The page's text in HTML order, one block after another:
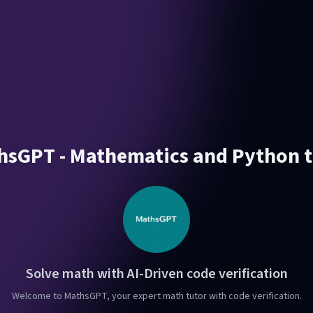
- Mathematics and Python
Solve math with AI-Driven code verification
Welcome to MathsGPT, your expert math tutor with code verification.